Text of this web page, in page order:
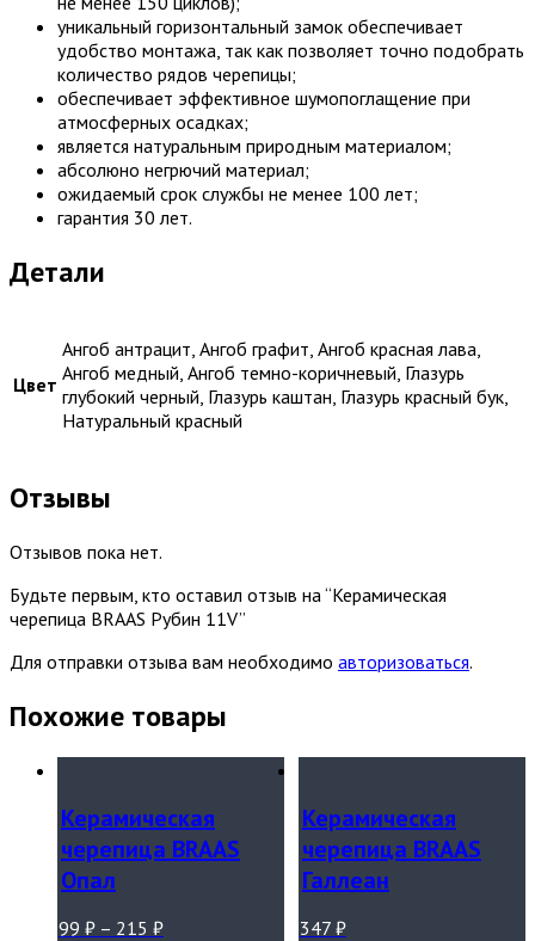
уникальный горизонтальный замок обеспечивает
удобство монтажа, так как позволяет точно подобрать
количество рядов черепицы;
обеспечивает эффективное шумопоглащение при
атмосферных осадках;
является натуральным природным материалом;
абсолюно негрючий материал;
ожидаемый срок службы не менее 100 лет;
гарантия 30 лет.
Детали
Цвет
Ангоб антрацит, Ангоб графит, Ангоб красная лава,
Ангоб медный, Ангоб темно-коричневый, Глазурь
глубокий черный, Глазурь каштан, Глазурь красный бук,
Натуральный красный
Отзывы
Отзывов пока нет.
Будьте первым, кто оставил отзыв на “Керамическая
черепица BRAAS Рубин 11V”
Для отправки отзыва вам необходимо авторизоваться.
Похожие товары
Керамическая
черепица BRAAS
Опал
99 ₽ – 215 ₽
Керамическая
черепица BRAAS
Галлеан
347 ₽